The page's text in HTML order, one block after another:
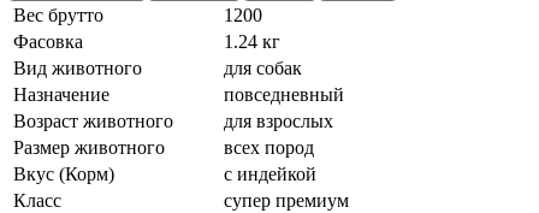
Вес брутто
1200
Фасовка
1.24 кг
Вид животного
для собак
Назначение
повседневный
Возраст животного
для взрослых
Размер животного
всех пород
Вкус (Корм)
с индейкой
Класс
cупер премиум